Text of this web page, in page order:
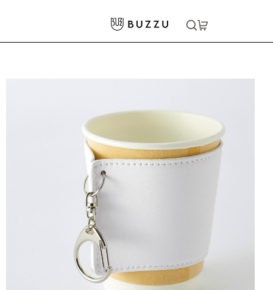
キッチン用品 > カップスリーブ キーホルダー